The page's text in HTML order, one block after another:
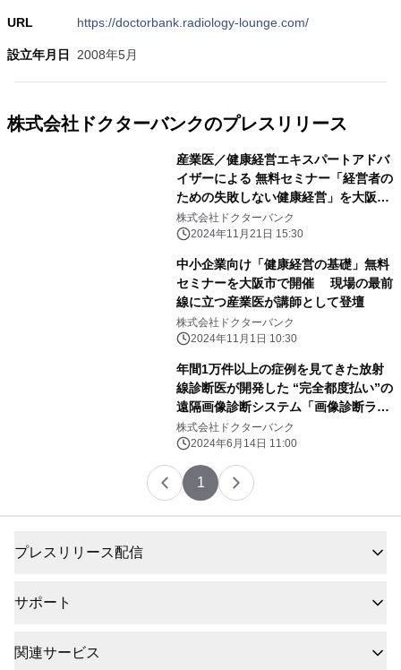
URL https://doctorbank.radiology-lounge.com/
設立年月日 2008年5月
株式会社ドクターバンクのプレスリリース
産業医／健康経営エキスパートアドバ
イザーによる 無料セミナー「経営者の
ための失敗しない健康経営」を大阪市
で開催
株式会社ドクターバンク
2024年11月21日 15:30
中小企業向け「健康経営の基礎」無料
セミナーを大阪市で開催 現場の最前
線に立つ産業医が講師として登壇
株式会社ドクターバンク
2024年11月1日 10:30
年間1万件以上の症例を見てきた放射
線診断医が開発した “完全都度払い”の
遠隔画像診断システム「画像診断ラウ
ンジ」 スタート、国際化に向けて準備
中 ～安価な遠隔画像診断システムを
世界へ～
株式会社ドクターバンク
2024年6月14日 11:00
1
プレスリリース配信
サポート
関連サービス